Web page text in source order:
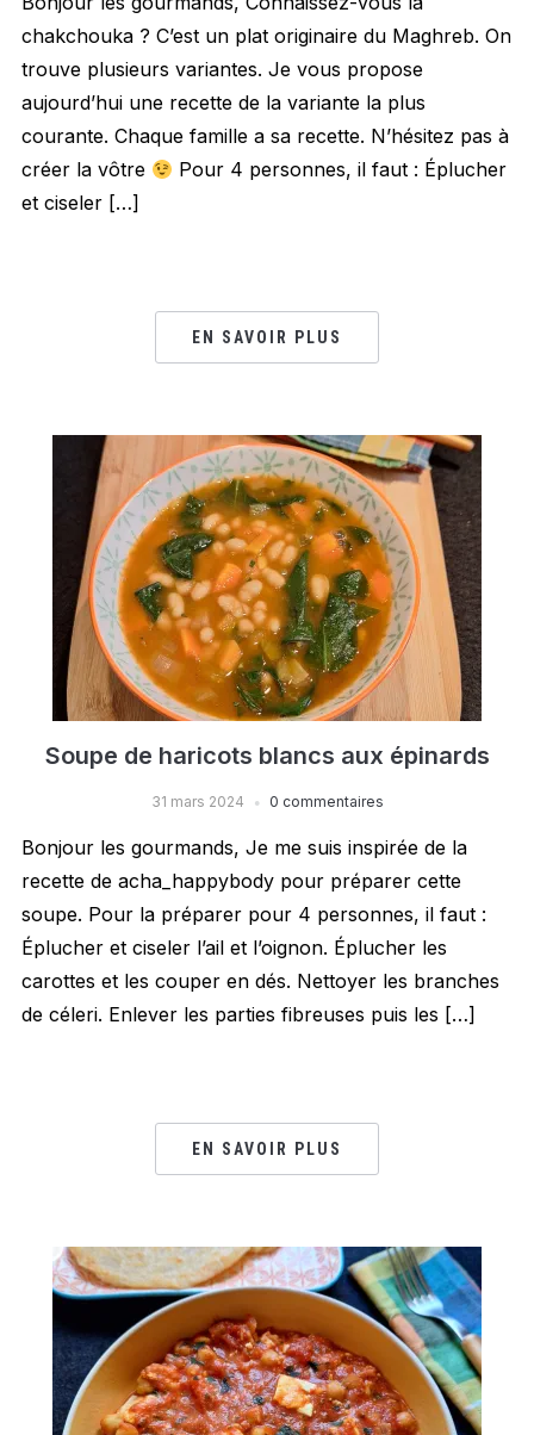
chakchouka ? C’est un plat originaire du Maghreb. On
trouve plusieurs variantes. Je vous propose
aujourd’hui une recette de la variante la plus
courante. Chaque famille a sa recette. N’hésitez pas à
créer la vôtre
Pour 4 personnes, il faut : Éplucher
et ciseler […]
EN SAVOIR PLUS
Soupe de haricots blancs aux épinards
31 mars 2024 0 commentaires
Bonjour les gourmands, Je me suis inspirée de la
recette de acha_happybody pour préparer cette
soupe. Pour la préparer pour 4 personnes, il faut :
Éplucher et ciseler l’ail et l’oignon. Éplucher les
carottes et les couper en dés. Nettoyer les branches
de céleri. Enlever les parties fibreuses puis les […]
EN SAVOIR PLUS